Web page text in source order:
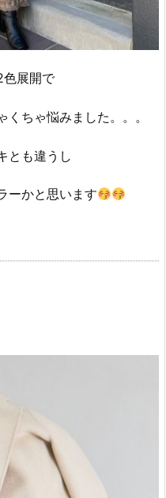
色展開で
ちゃ悩みました。。。
とも違うし
ーかと思います